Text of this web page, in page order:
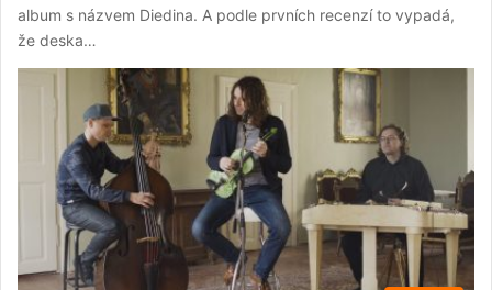
album s názvem Diedina. A podle prvních recenzí to vypadá,
že deska…